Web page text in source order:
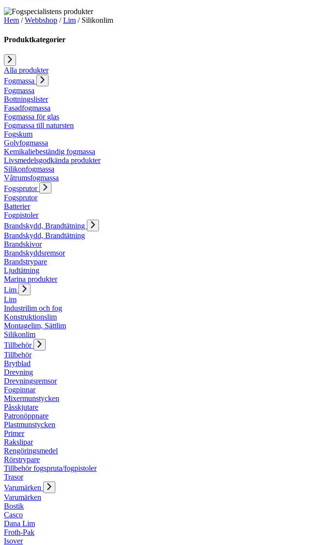
Hem /Webbshop /Lim / Silikonlim
Produktkategorier
Alla produkter
Fogmassa
Fogmassa
Bottningslister
Fasadfogmassa
Fogmassa för glas
Fogmassa till natursten
Fogskum
Golvfogmassa
Kemikaliebeständig fogmassa
Livsmedelsgodkända produkter
Silikonfogmassa
Våtrumsfogmassa
Fogsprutor
Fogsprutor
Batterier
Fogpistoler
Brandskydd, Brandtätning
Brandskydd, Brandtätning
Brandskivor
Brandskyddsremsor
Brandstrypare
Ljudtätning
Marina produkter
Lim
Lim
Industrilim och fog
Konstruktionslim
Montagelim, Sättlim
Silikonlim
Tillbehör
Tillbehör
Brytblad
Drevning
Drevningsremsor
Fogpinnar
Mixermunstycken
Påsskjutare
Patronöppnare
Plastmunstycken
Primer
Rakslipar
Rengöringsmedel
Rörstrypare
Tillbehör fogspruta/fogpistoler
Trasor
Varumärken
Varumärken
Bostik
Casco
Dana Lim
Froth-Pak
Isover